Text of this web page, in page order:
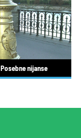
Posebne nijanse